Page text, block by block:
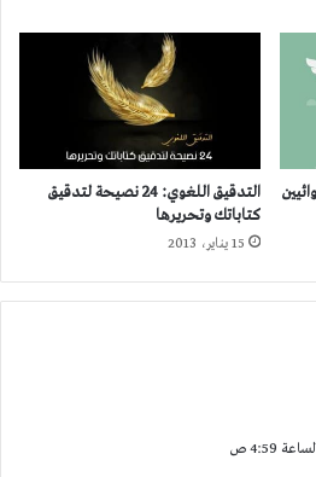
التدقيق اللغوي: 24 نصيحة لتدقيق
كتاباتك وتحريرها
15 يناير، 2013